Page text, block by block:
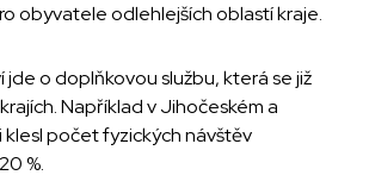
obyvatele odlehlejších oblastí kraje.
o doplňkovou službu, která se již
Například v Jihočeském a
klesl počet fyzických návštěv
%.